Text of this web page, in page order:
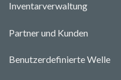
Inventarverwaltung
Partner und Kunden
Benutzerdefinierte Welle